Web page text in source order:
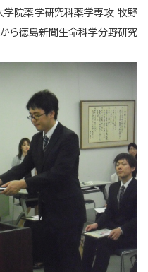
院薬学研究科薬学専攻 牧野
ら徳島新聞生命科学分野研究